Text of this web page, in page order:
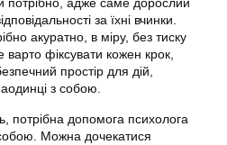
потрібно, адже саме дорослий
за їхні вчинки.
акуратно, в міру, без тиску
варто фіксувати кожен крок,
простір для дій,
з собою.
потрібна допомога психолога
Можна дочекатися